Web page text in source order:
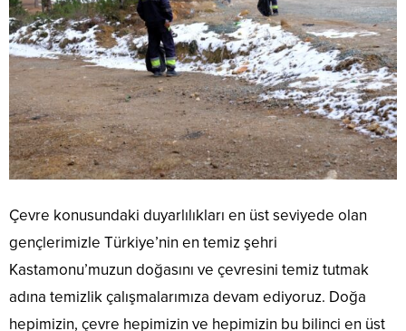
Çevre konusundaki duyarlılıkları en üst seviyede olan
gençlerimizle Türkiye’nin en temiz şehri
Kastamonu’muzun doğasını ve çevresini temiz tutmak
adına temizlik çalışmalarımıza devam ediyoruz. Doğa
hepimizin, çevre hepimizin ve hepimizin bu bilinci en üst